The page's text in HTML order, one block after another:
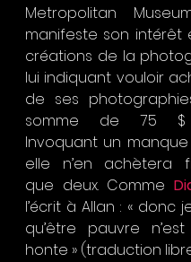
Metropolitan
manifeste son intérêt
créations de la
lui indiquant vouloir
de ses
somme de 75 $
Invoquant un
elle n’en achètera
que deux. Comme
l’écrit à Allan : « donc
qu’être pauvre
honte » (traduction